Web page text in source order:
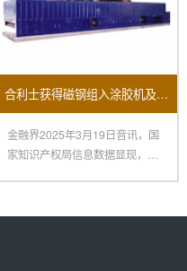
合利士获得磁钢组入涂胶机及其操作方法专利
金融界2025年3月19日音讯，国
家知识产权局信息数据显现，深